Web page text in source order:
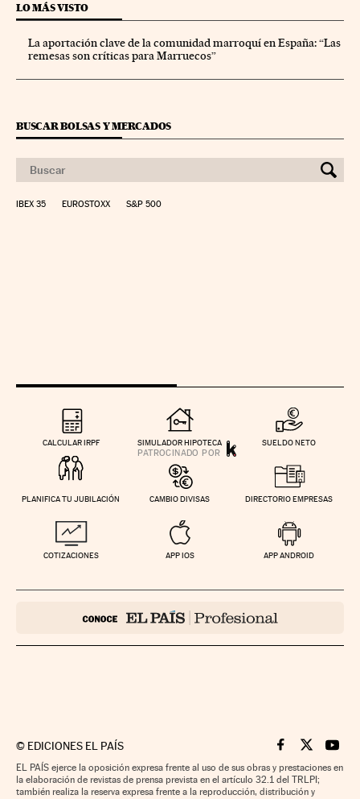
LO MÁS VISTO
La aportación clave de la comunidad marroquí en España: “Las
remesas son críticas para Marruecos”
BUSCAR BOLSAS Y MERCADOS
IBEX 35 EUROSTOXX S&P 500
CALCULAR IRPF SIMULADOR HIPOTECA SUELDO NETO
PLANIFICA TU JUBILACIÓN CAMBIO DIVISAS DIRECTORIO EMPRESAS
COTIZACIONES APP IOS APP ANDROID
© EDICIONES EL PAÍS Cinco Días en
Cinco Días
Cinco
EL PAÍS ejerce la oposición expresa frente al uso de sus obras y prestaciones en
la elaboración de revistas de prensa prevista en el artículo 32.1 del TRLPI;
también realiza la reserva expresa frente a la reproducción, distribución y